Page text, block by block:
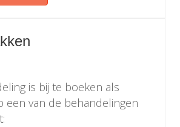
is bij te boeken als
een van de behandelingen